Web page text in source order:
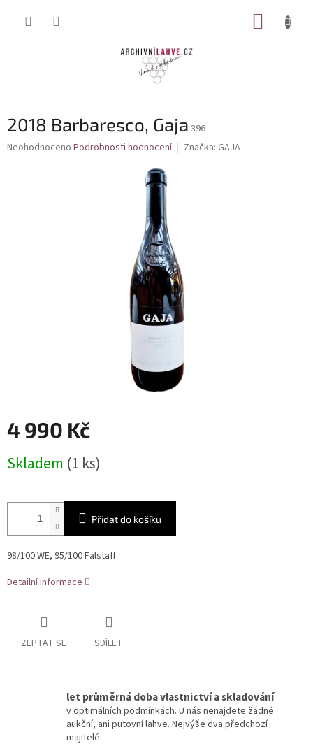
2018 Barbaresco, Gaja 396
Průměrné
Neohodnoceno Podrobnosti hodnocení Značka: GAJA
4 990 Kč
cena:
Skladem (1 ks)
Přidat do košíku
98/100 WE, 95/100 Falstaff
Detailní informace
ZEPTAT SE SDÍLET
let průměrná doba vlastnictví a skladování
v optimálních podmínkách. U nás nenajdete žádné
aukční, ani putovní lahve. Nejvýše dva předchozí
majitelé